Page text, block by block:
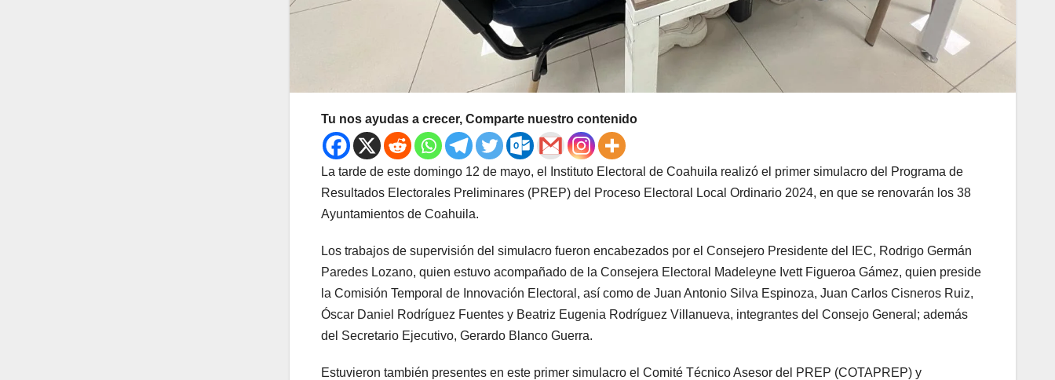
Tu nos ayudas a crecer, Comparte nuestro contenido
La tarde de este domingo 12 de mayo, el Instituto Electoral de Coahuila realizó el primer simulacro del Programa de
Resultados Electorales Preliminares (PREP) del Proceso Electoral Local Ordinario 2024, en que se renovarán los 38
Ayuntamientos de Coahuila.
Los trabajos de supervisión del simulacro fueron encabezados por el Consejero Presidente del IEC, Rodrigo Germán
Paredes Lozano, quien estuvo acompañado de la Consejera Electoral Madeleyne Ivett Figueroa Gámez, quien preside
la Comisión Temporal de Innovación Electoral, así como de Juan Antonio Silva Espinoza, Juan Carlos Cisneros Ruiz,
Óscar Daniel Rodríguez Fuentes y Beatriz Eugenia Rodríguez Villanueva, integrantes del Consejo General; además
del Secretario Ejecutivo, Gerardo Blanco Guerra.
Estuvieron también presentes en este primer simulacro el Comité Técnico Asesor del PREP (COTAPREP) y